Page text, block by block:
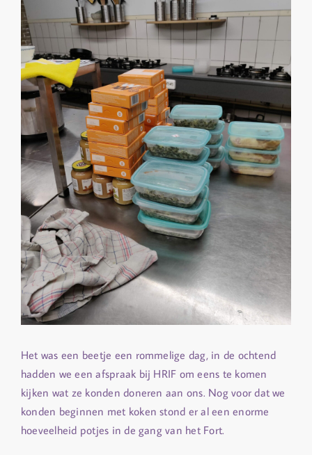
Het was een beetje een rommelige dag, in de ochtend
hadden we een afspraak bij HRIF om eens te komen
kijken wat ze konden doneren aan ons. Nog voor dat we
konden beginnen met koken stond er al een enorme
hoeveelheid potjes in de gang van het Fort.